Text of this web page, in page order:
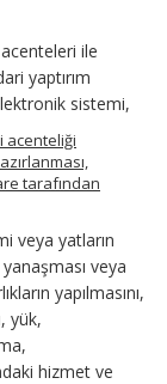
ile
yaptırım
sistemi,
acenteliği
tarafından
veya yatların
veya
yapılmasını,
yük,
hizmet ve